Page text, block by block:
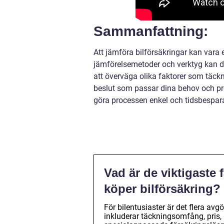
Sammanfattning:
Att jämföra bilförsäkringar kan vara
jämförelsemetoder och verktyg kan
att överväga olika faktorer som
beslut som passar dina behov och
göra processen enkel och
Vad är de viktigaste
köper bilförsäkring?
För bilentusiaster är det flera
inkluderar täckningsomfång,